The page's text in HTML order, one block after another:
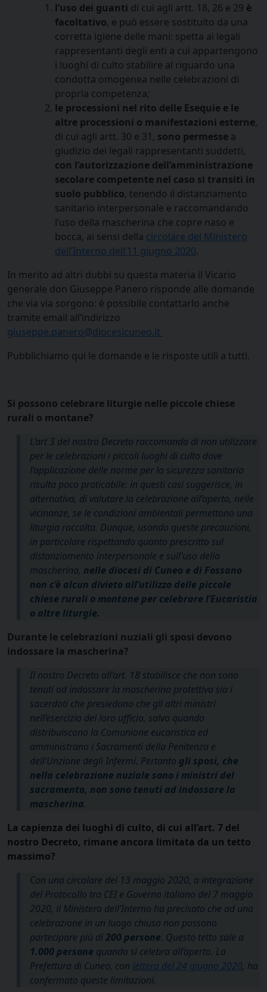
l’uso dei guanti di cui agli artt. 18, 26 e 29 è
facoltativo, e può essere sostituito da una
corretta igiene delle mani: spetta ai legali
rappresentanti degli enti a cui appartengono
i luoghi di culto stabilire al riguardo una
condotta omogenea nelle celebrazioni di
propria competenza;
le processioni nel rito delle Esequie e le
altre processioni o manifestazioni esterne,
di cui agli artt. 30 e 31, sono permesse a
giudizio dei legali rappresentanti suddetti,
con l’autorizzazione dell’amministrazione
secolare competente nel caso si transiti in
suolo pubblico, tenendo il distanziamento
sanitario interpersonale e raccomandando
l’uso della mascherina che copre naso e
bocca, ai sensi della circolare del Ministero
dell’Interno dell’11 giugno 2020.
In merito ad altri dubbi su questa materia il Vicario
generale don Giuseppe Panero risponde alle domande
che via via sorgono: è possibile contattarlo anche
tramite email all’indirizzo
giuseppe.panero@diocesicuneo.it
Pubblichiamo qui le domande e le risposte utili a tutti.
Si possono celebrare liturgie nelle piccole chiese
rurali o montane?
L’art 3 del nostro Decreto raccomanda di non utilizzare
per le celebrazioni i piccoli luoghi di culto dove
l’applicazione delle norme per la sicurezza sanitaria
risulta poco praticabile: in questi casi suggerisce, in
alternativa, di valutare la celebrazione all’aperto, nelle
vicinanze, se le condizioni ambientali permettono una
liturgia raccolta. Dunque, usando queste precauzioni,
in particolare rispettando quanto prescritto sul
distanziamento interpersonale e sull’uso della
mascherina, nelle diocesi di Cuneo e di Fossano
non c’è alcun divieto all’utilizzo delle piccole
chiese rurali o montane per celebrare l’Eucaristia
o altre liturgie.
Durante le celebrazioni nuziali gli sposi devono
indossare la mascherina?
Il nostro Decreto all’art. 18 stabilisce che non sono
tenuti ad indossare la mascherina protettiva sia i
sacerdoti che presiedono che gli altri ministri
nell’esercizio del loro ufficio, salvo quando
distribuiscono la Comunione eucaristica ed
amministrano i Sacramenti della Penitenza e
dell’Unzione degli Infermi. Pertanto gli sposi, che
nella celebrazione nuziale sono i ministri del
sacramento, non sono tenuti ad indossare la
mascherina.
La capienza dei luoghi di culto, di cui all’art. 7 del
nostro Decreto, rimane ancora limitata da un tetto
massimo?
Con una circolare del 13 maggio 2020, a integrazione
del Protocollo tra CEI e Governo italiano del 7 maggio
2020, il Ministero dell’Interno ha precisato che ad una
celebrazione in un luogo chiuso non possono
partecipare più di200 persone. Questo tetto sale a
1.000 persone quando si celebra all’aperto. La
Prefettura di Cuneo, con lettera del 24 giugno 2020, ha
confermato queste limitazioni.